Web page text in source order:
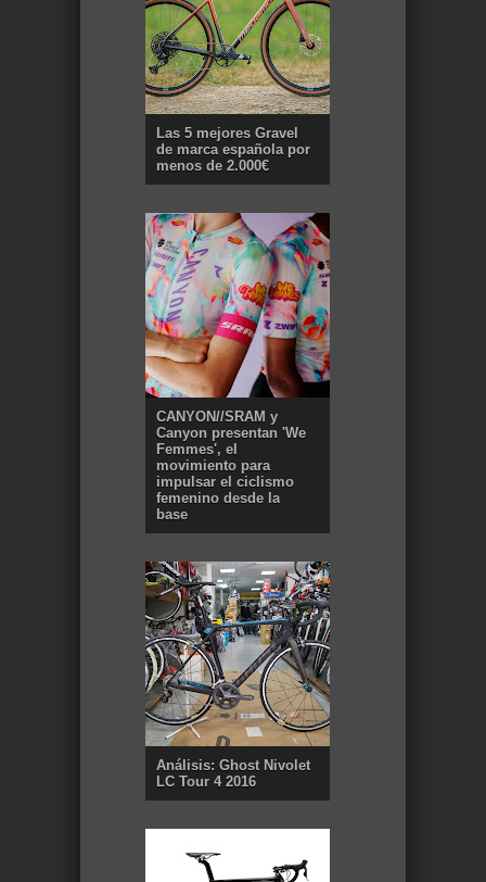
Las 5 mejores Gravel
de marca española por
menos de 2.000€
CANYON//SRAM y
Canyon presentan 'We
Femmes', el
movimiento para
impulsar el ciclismo
femenino desde la
base
Análisis: Ghost Nivolet
LC Tour 4 2016